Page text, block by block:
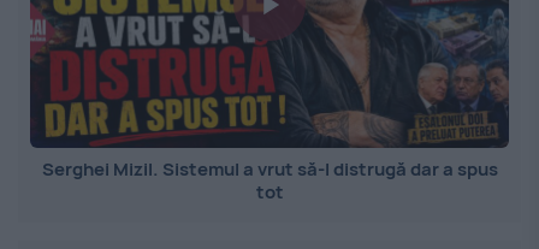
Serghei Mizil. Sistemul a vrut să-l distrugă dar a spus
tot